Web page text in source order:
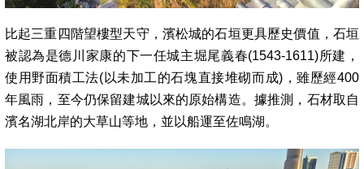
比起三重四階望樓型天守，濱松城的石垣更具歷史價值，石垣
被認為是德川家康的下一任城主堀尾義春(1543-1611)所建，
使用野面積工法(以未加工的石塊直接堆砌而成)，雖歷經400
年風雨，至今仍保留建城以來的原始構造。據推測，石材取自
濱名湖北岸的大草山等地，並以船運至佐鳴湖。